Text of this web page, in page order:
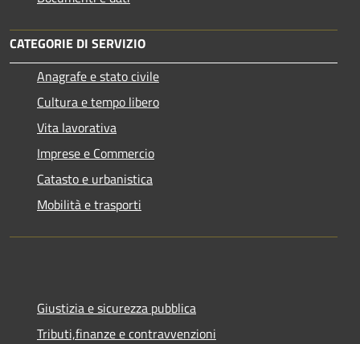
CATEGORIE DI SERVIZIO
Anagrafe e stato civile
Cultura e tempo libero
Vita lavorativa
Imprese e Commercio
Catasto e urbanistica
Mobilità e trasporti
Giustizia e sicurezza pubblica
Tributi,finanze e contravvenzioni